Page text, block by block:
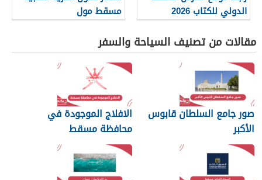
الدولي للكتاب 2026
مسقط مول
مقالات من تصنيف السياحة والسفر
صور جامع السلطان قابوس
الأكبر
الافلاج الموجودة في
محافظة مسقط